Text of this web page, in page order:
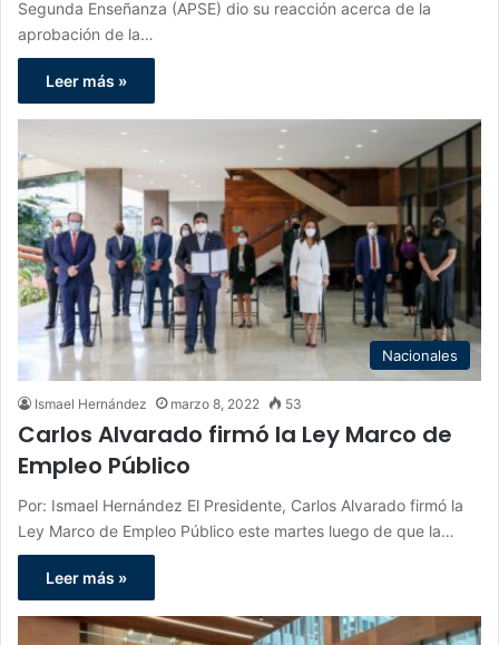
Segunda Enseñanza (APSE) dio su reacción acerca de la
aprobación de la…
Leer más »
Nacionales
Ismael Hernández marzo 8, 2022 53
Carlos Alvarado firmó la Ley Marco de
Empleo Público
Por: Ismael Hernández El Presidente, Carlos Alvarado firmó la
Ley Marco de Empleo Público este martes luego de que la…
Leer más »